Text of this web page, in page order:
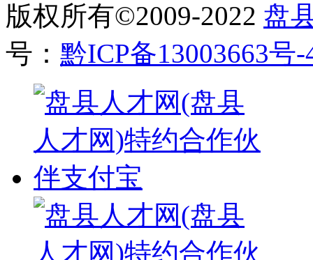
版权所有©2009-2022 盘
号： 黔ICP备13003663号-